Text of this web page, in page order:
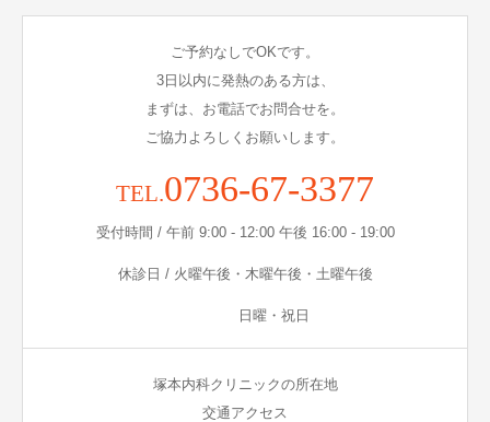
ご予約なしでOKです。
3日以内に発熱のある方は、
まずは、お電話でお問合せを。
ご協力よろしくお願いします。
TEL.0736-67-3377
受付時間 / 午前 9:00 - 12:00 午後 16:00 - 19:00
休診日 / 火曜午後・木曜午後・土曜午後
日曜・祝日
塚本内科クリニックの所在地
交通アクセス